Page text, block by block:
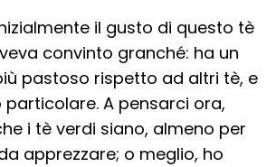
il gusto di questo tè
convinto granché: ha un
pastoso rispetto ad altri tè, e
A pensarci ora,
i tè verdi siano, almeno per
apprezzare; o meglio, ho